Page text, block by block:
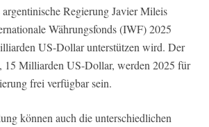
Regierung Javier Mileis
Währungsfonds (IWF) 2025
US-Dollar unterstützen wird. Der
15 Milliarden US-Dollar, werden 2025 für
frei verfügbar sein.
können auch die unterschiedlichen